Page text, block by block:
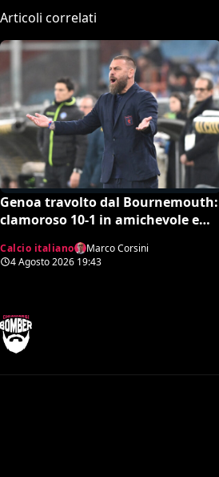
Articoli correlati
Genoa travolto dal Bournemouth:
clamoroso 10-1 in amichevole e
record negativo storico
Calcio italiano
Marco Corsini
4 Agosto 2026 19:43